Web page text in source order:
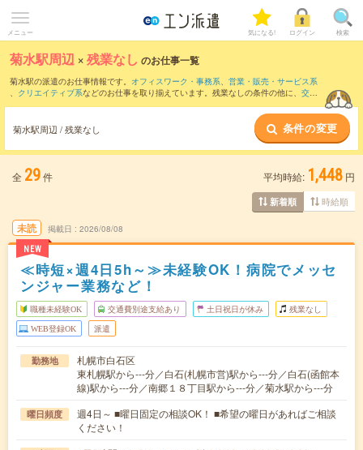
メニュー 気になる! ログイン 検索
菊水駅周辺 ×残業なし のお仕事一覧
菊水駅の派遣のお仕事情報です。 オフィスワーク・事務系、 営業・販売・サービス系
、 クリエイティブ系などのお仕事を取り揃えています。残業なしの条件の他に、 交通
菊水駅周辺 / 残業なし 条件の変更
全 29件 平均時給: 1,448 円
新着順 時給順
未読
NEW
掲載日 2026/08/08
≪時短×週4日5h～≫未経験OK！病院でメッセ
ンジャー業務など！
職種未経験OK 交通費別途支給あり 土日祝日が休み 残業なし
WEB登録OK 派遣
勤務地
札幌市白石区
東札幌駅から---分／白石(札幌市営)駅から---分／白石(函館本
線)駅から---分／南郷１８丁目駅から---分／菊水駅から---分
曜日頻度
週4日～ ■曜日固定の相談OK！ ■希望の曜日があればご相談
ください！